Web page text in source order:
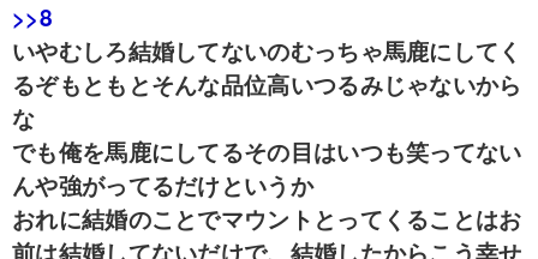
>>8
いやむしろ結婚してないのむっちゃ馬鹿にしてく
るぞもともとそんな品位高いつるみじゃないから
な
でも俺を馬鹿にしてるその目はいつも笑ってない
んや強がってるだけというか
おれに結婚のことでマウントとってくることはお